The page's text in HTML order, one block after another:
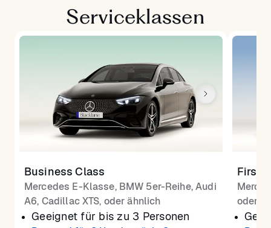
Serviceklassen
Business Class
Mercedes E-Klasse, BMW 5er-Reihe, Audi
A6, Cadillac XTS, oder ähnlich
Geeignet für bis zu 3 Personen
First
oder